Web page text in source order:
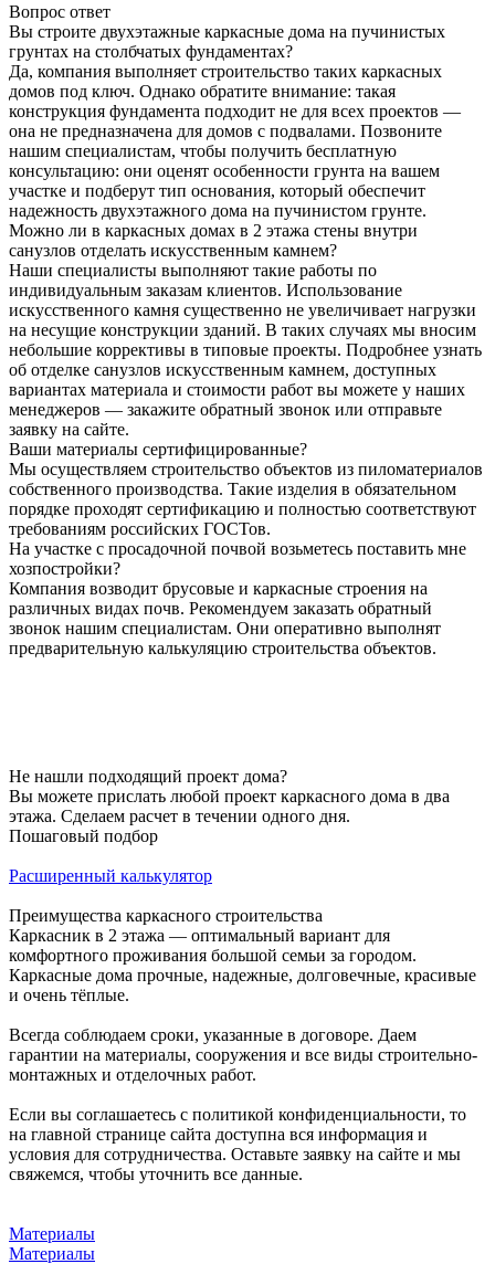
Вопрос ответ
Вы строите двухэтажные каркасные дома на пучинистых
грунтах на столбчатых фундаментах?
Да, компания выполняет строительство таких каркасных
домов под ключ. Однако обратите внимание: такая
конструкция фундамента подходит не для всех проектов —
она не предназначена для домов с подвалами. Позвоните
нашим специалистам, чтобы получить бесплатную
консультацию: они оценят особенности грунта на вашем
участке и подберут тип основания, который обеспечит
надежность двухэтажного дома на пучинистом грунте.
Можно ли в каркасных домах в 2 этажа стены внутри
санузлов отделать искусственным камнем?
Наши специалисты выполняют такие работы по
индивидуальным заказам клиентов. Использование
искусственного камня существенно не увеличивает нагрузки
на несущие конструкции зданий. В таких случаях мы вносим
небольшие коррективы в типовые проекты. Подробнее узнать
об отделке санузлов искусственным камнем, доступных
вариантах материала и стоимости работ вы можете у наших
менеджеров — закажите обратный звонок или отправьте
заявку на сайте.
Ваши материалы сертифицированные?
Мы осуществляем строительство объектов из пиломатериалов
собственного производства. Такие изделия в обязательном
порядке проходят сертификацию и полностью соответствуют
требованиям российских ГОСТов.
На участке с просадочной почвой возьметесь поставить мне
хозпостройки?
Компания возводит брусовые и каркасные строения на
различных видах почв. Рекомендуем заказать обратный
звонок нашим специалистам. Они оперативно выполнят
предварительную калькуляцию строительства объектов.
Не нашли подходящий проект дома?
Вы можете прислать любой проект каркасного дома в два
этажа. Сделаем расчет в течении одного дня.
Пошаговый подбор
Расширенный калькулятор
Преимущества каркасного строительства
Каркасник в 2 этажа — оптимальный вариант для
комфортного проживания большой семьи за городом.
Каркасные дома прочные, надежные, долговечные, красивые
и очень тёплые.
Всегда соблюдаем сроки, указанные в договоре. Даем
гарантии на материалы, сооружения и все виды строительно-
монтажных и отделочных работ.
Если вы соглашаетесь с политикой конфиденциальности, то
на главной странице сайта доступна вся информация и
условия для сотрудничества. Оставьте заявку на сайте и мы
свяжемся, чтобы уточнить все данные.
Материалы
Материалы